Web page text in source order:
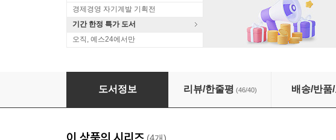
경제경영 자기계발 기획전
기간 한정 특가 도서
오직, 예스24에서만
머니 트렌드 2024
도서정보 리뷰/한줄평 (46/40) 배송/반품
(4개)